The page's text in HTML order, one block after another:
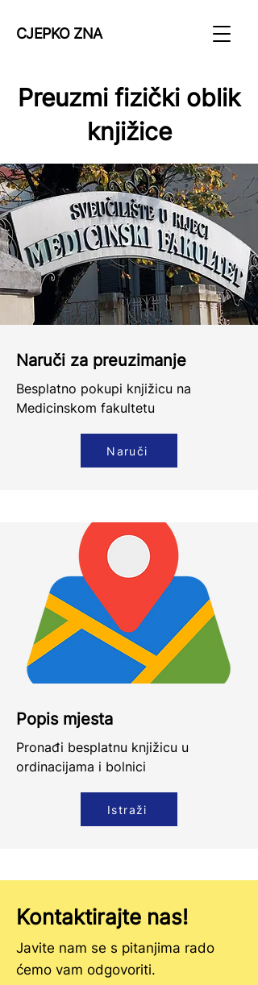
CJEPKO ZNA
Preuzmi fizički oblik
knjižice
Naruči za preuzimanje
Besplatno pokupi knjižicu na
Medicinskom fakultetu
Naruči
Popis mjesta
Pronađi besplatnu knjižicu u
ordinacijama i bolnici
Istraži
Kontaktirajte nas!
Javite nam se s pitanjima rado
ćemo vam odgovoriti.